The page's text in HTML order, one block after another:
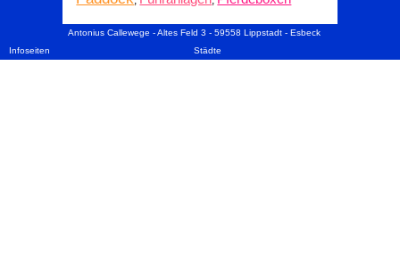
Antonius Callewege - Altes Feld 3 - 59558 Lippstadt - Esbeck
Infoseiten
Städte